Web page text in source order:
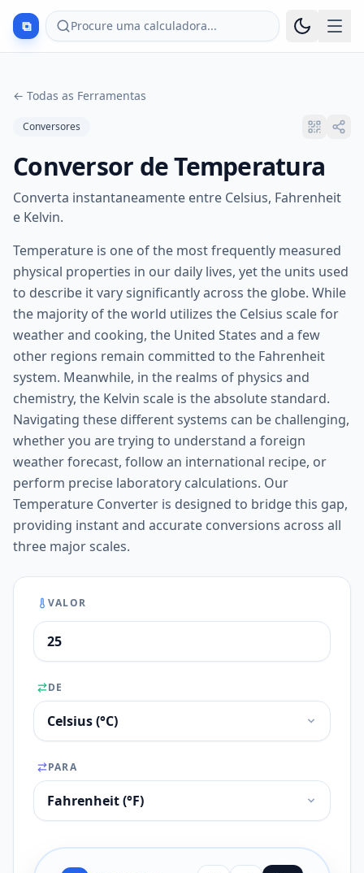
⧉ Procure uma calculadora...
← Todas as Ferramentas
Conversores
Conversor de Temperatura
Converta instantaneamente entre Celsius, Fahrenheit
e Kelvin.
Temperature is one of the most frequently measured
physical properties in our daily lives, yet the units used
to describe it vary significantly across the globe. While
the majority of the world utilizes the Celsius scale for
weather and cooking, the United States and a few
other regions remain committed to the Fahrenheit
system. Meanwhile, in the realms of physics and
chemistry, the Kelvin scale is the absolute standard.
Navigating these different systems can be challenging,
whether you are trying to understand a foreign
weather forecast, follow an international recipe, or
perform precise laboratory calculations. Our
Temperature Converter is designed to bridge this gap,
providing instant and accurate conversions across all
three major scales.
VALOR
DE
PARA